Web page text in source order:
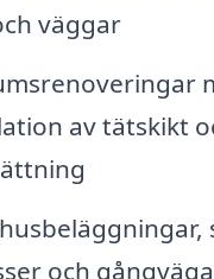
väggar
av tätskikt
och